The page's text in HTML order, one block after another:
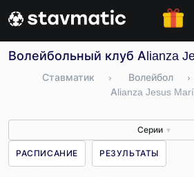
Волейбольный клуб Alianza
Ставматик › Волейбол ›
Alianza Jesus
Серии ▼
РАСПИСАНИЕ РЕЗУЛЬТАТЫ